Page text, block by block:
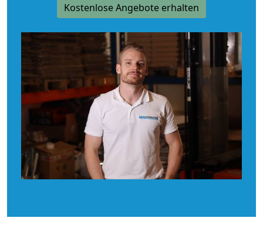
Kostenlose Angebote erhalten